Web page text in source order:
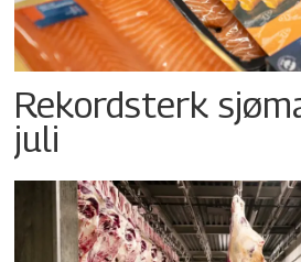
Rekordsterk
juli